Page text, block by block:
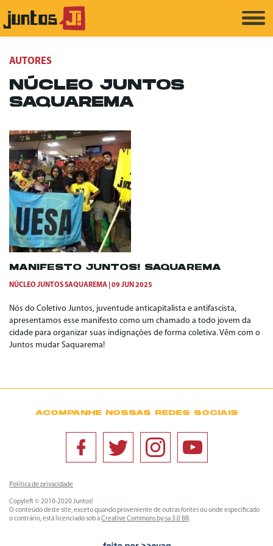
AUTORES
NÚCLEO JUNTOS
SAQUAREMA
MANIFESTO JUNTOS! SAQUAREMA
NÚCLEO JUNTOS SAQUAREMA 09 JUN 2025
Nós do Coletivo Juntos, juventude anticapitalista e antifascista,
apresentamos esse manifesto como um chamado a todo jovem da
cidade para organizar suas indignações de forma coletiva. Vêm com o
Juntos mudar Saquarema!
ACOMPANHE NOSSAS REDES SOCIAIS
Política de privacidade
Copyleft © 2010-2020 Juntos!
O conteúdo deste site, exceto quando proveniente de outras fontes ou onde especificado
o contrário, está licenciado sob aCreative Commons by-sa 3.0 BR.